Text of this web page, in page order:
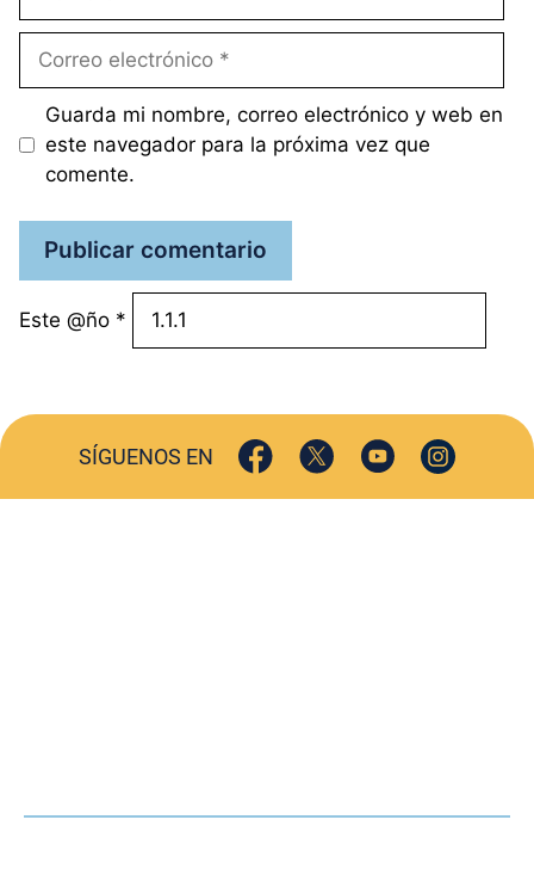
Correo
Guarda mi nombre, correo electrónico y web en
este navegador para la próxima vez que
comente.
Este @ño *
SÍGUENOS EN